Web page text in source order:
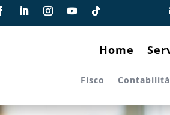
Home
Fisco Contabilità